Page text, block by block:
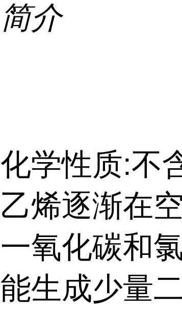
简介
化学性质:不
乙烯逐渐在
一氧化碳和
能生成少量